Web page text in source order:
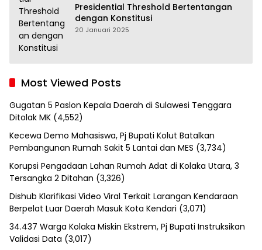
Presidential Threshold Bertentangan
dengan Konstitusi
20 Januari 2025
Most Viewed Posts
Gugatan 5 Paslon Kepala Daerah di Sulawesi Tenggara
Ditolak MK (4,552)
Kecewa Demo Mahasiswa, Pj Bupati Kolut Batalkan
Pembangunan Rumah Sakit 5 Lantai dan MES (3,734)
Korupsi Pengadaan Lahan Rumah Adat di Kolaka Utara, 3
Tersangka 2 Ditahan (3,326)
Dishub Klarifikasi Video Viral Terkait Larangan Kendaraan
Berpelat Luar Daerah Masuk Kota Kendari (3,071)
34.437 Warga Kolaka Miskin Ekstrem, Pj Bupati Instruksikan
Validasi Data (3,017)